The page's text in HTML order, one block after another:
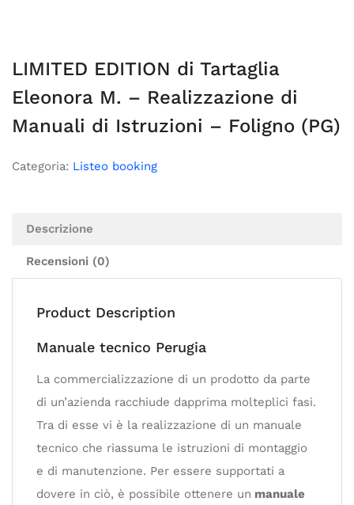
LIMITED EDITION di Tartaglia
Eleonora M. – Realizzazione di
Manuali di Istruzioni – Foligno (PG)
Categoria: Listeo booking
Descrizione
Recensioni (0)
Product Description
Manuale tecnico Perugia
La commercializzazione di un prodotto da parte
di un’azienda racchiude dapprima molteplici fasi.
Tra di esse vi è la realizzazione di un manuale
tecnico che riassuma le istruzioni di montaggio
e di manutenzione. Per essere supportati a
dovere in ciò, è possibile ottenere un manuale